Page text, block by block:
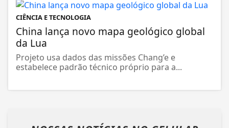
CIÊNCIA E TECNOLOGIA
China lança novo mapa geológico global
da Lua
Projeto usa dados das missões Chang’e e
estabelece padrão técnico próprio para a...